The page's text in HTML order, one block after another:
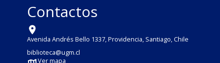
Contactos
Avenida Andrés Bello 1337, Providencia, Santiago, Chile
biblioteca@ugm.cl
Ver mapa